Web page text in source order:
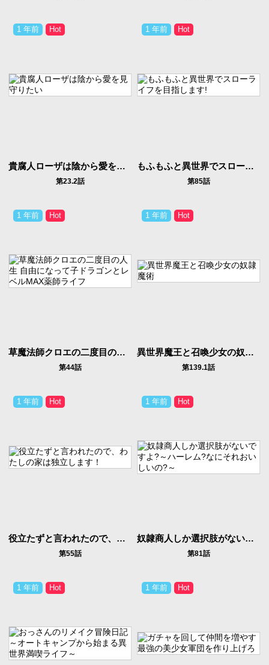
1 年前
貴腐人ローザは陰から愛を見守りたい
第23.2話
1 年前
もふもふと異世界でスローライフを目指します!
第85話
1 年前
草魔法師クロエの二度目の人生 自由になって子ドラゴンとレベルMAX薬師ライフ
第44話
1 年前
異世界魔王と召喚少女の奴隷魔術
第139.1話
1 年前
役立たずと言われたので、わたしの家は独立します！
第55話
1 年前
奴隷商人しか選択肢がないですよ?～ハーレム?なにそれおいしいの?～
第81話
1 年前 1 年前